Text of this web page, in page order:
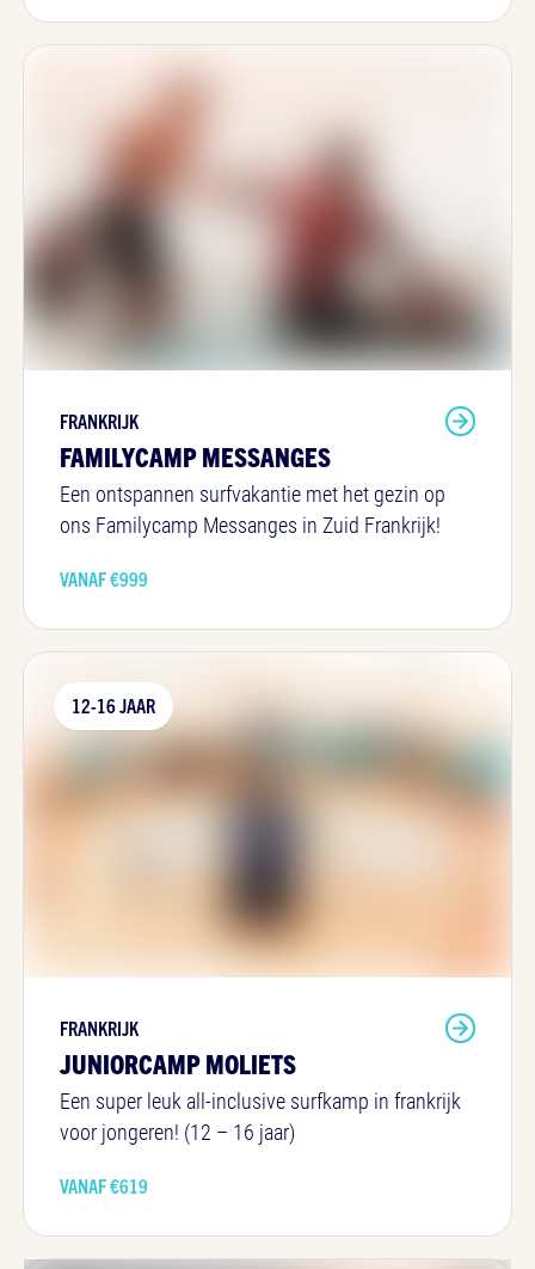
FRANKRIJK
FAMILYCAMP MESSANGES
Een ontspannen surfvakantie met het gezin op
ons Familycamp Messanges in Zuid Frankrijk!
VANAF €999
12-16 JAAR
FRANKRIJK
JUNIORCAMP MOLIETS
Een super leuk all-inclusive surfkamp in frankrijk
voor jongeren! (12 – 16 jaar)
VANAF €619